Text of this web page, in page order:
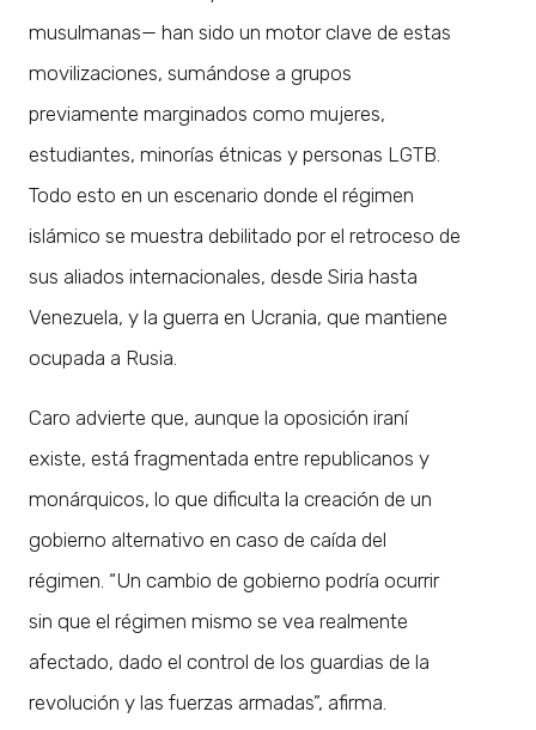
musulmanas— han sido un motor clave de estas
movilizaciones, sumándose a grupos
previamente marginados como mujeres,
estudiantes, minorías étnicas y personas LGTB.
Todo esto en un escenario donde el régimen
islámico se muestra debilitado por el retroceso de
sus aliados internacionales, desde Siria hasta
Venezuela, y la guerra en Ucrania, que mantiene
ocupada a Rusia.
Caro advierte que, aunque la oposición iraní
existe, está fragmentada entre republicanos y
monárquicos, lo que dificulta la creación de un
gobierno alternativo en caso de caída del
régimen. “Un cambio de gobierno podría ocurrir
sin que el régimen mismo se vea realmente
afectado, dado el control de los guardias de la
revolución y las fuerzas armadas”, afirma.